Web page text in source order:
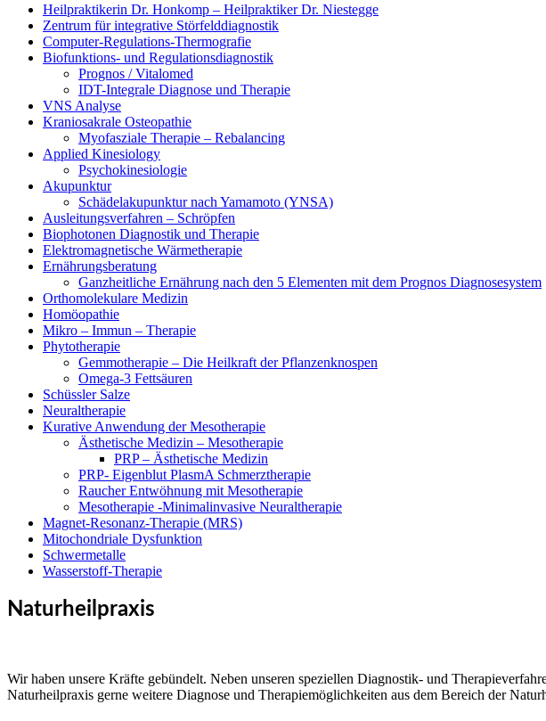
Heilpraktikerin Dr. Honkomp – Heilpraktiker Dr. Niestegge
Zentrum für integrative Störfelddiagnostik
Computer-Regulations-Thermografie
Biofunktions- und Regulationsdiagnostik
Prognos / Vitalomed
IDT-Integrale Diagnose und Therapie
VNS Analyse
Kraniosakrale Osteopathie
Myofasziale Therapie – Rebalancing
Applied Kinesiology
Psychokinesiologie
Akupunktur
Schädelakupunktur nach Yamamoto (YNSA)
Ausleitungsverfahren – Schröpfen
Biophotonen Diagnostik und Therapie
Elektromagnetische Wärmetherapie
Ernährungsberatung
Ganzheitliche Ernährung nach den 5 Elementen mit dem Prognos Diagnosesystem
Orthomolekulare Medizin
Homöopathie
Mikro – Immun – Therapie
Phytotherapie
Gemmotherapie – Die Heilkraft der Pflanzenknospen
Omega-3 Fettsäuren
Schüssler Salze
Neuraltherapie
Kurative Anwendung der Mesotherapie
Ästhetische Medizin – Mesotherapie
PRP – Ästhetische Medizin
PRP- Eigenblut PlasmA Schmerztherapie
Raucher Entwöhnung mit Mesotherapie
Mesotherapie -Minimalinvasive Neuraltherapie
Magnet-Resonanz-Therapie (MRS)
Mitochondriale Dysfunktion
Schwermetalle
Wasserstoff-Therapie
Naturheilpraxis
Wir haben unsere Kräfte gebündelt. Neben unseren speziellen Diagnostik- und
Naturheilpraxis gerne weitere Diagnose und Therapiemöglichkeiten aus dem Bereich der